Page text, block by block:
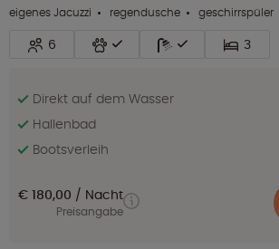
eigenes Jacuzzi regendusche geschirrspüler
6 3
Direkt auf dem Wasser
Hallenbad
Bootsverleih
€ 180,00 Nacht
Preisangabe